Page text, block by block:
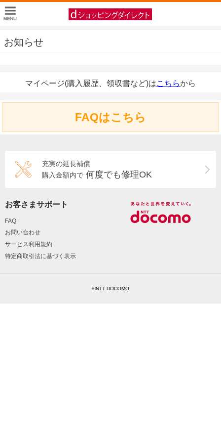
お知らせ
マイページ(購入履歴、領収書など)はこちらから
FAQはこちら
充実の延長補償
購入金額内で 何度でも修理OK
お客さまサポート
FAQ
お問い合わせ
サービス利用規約
特定商取引法に基づく表示
©NTT DOCOMO